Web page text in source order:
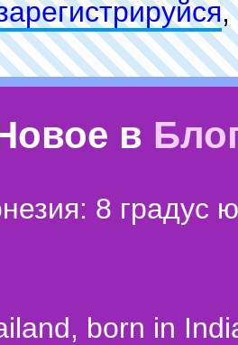
,
в
8 градус
born in